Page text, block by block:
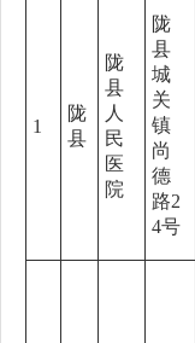
1
陇
县
陇
县
人
民
医
院
陇
县
城
关
镇
尚
德
路2
4号